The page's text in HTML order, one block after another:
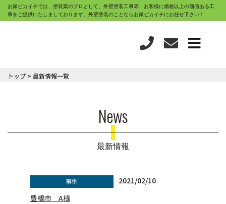
お家ピカイチでは、塗装業のプロとして、外壁塗装工事等、お客様に価格以上の価値ある工
事をご提供いたしましております。外壁塗装のことならお家ピカイチにお任せ下さい！
トップ 最新情報一覧
News
最新情報
事例
2021/02/10
豊橋市 A様